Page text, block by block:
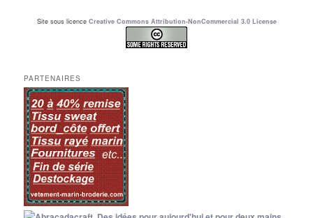
Site sous licence Creative Commons Attribution-NonCommercial 3.0 License
PARTENAIRES